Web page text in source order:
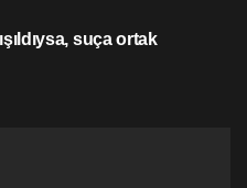
suça ortak